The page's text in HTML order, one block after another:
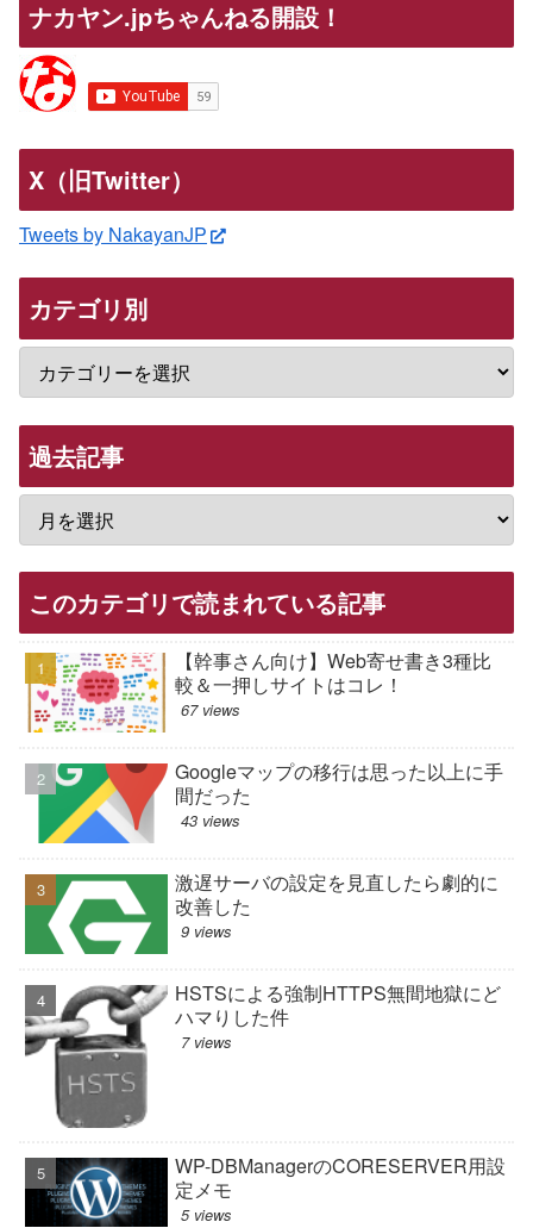
ナカヤン.jpちゃんねる開設！
X（旧Twitter）
Tweets by NakayanJP
カテゴリ別
過去記事
このカテゴリで読まれている記事
【幹事さん向け】Web寄せ書き3種比
較＆一押しサイトはコレ！
67 views
Googleマップの移行は思った以上に手
間だった
43 views
激遅サーバの設定を見直したら劇的に
改善した
9 views
HSTSによる強制HTTPS無間地獄にど
ハマりした件
7 views
WP-DBManagerのCORESERVER用設
定メモ
5 views